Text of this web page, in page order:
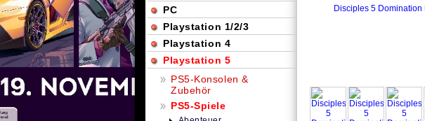
PC
Playstation 1/2/3
Playstation 4
Playstation 5
PS5-Konsolen &
Zubehör
PS5-Spiele